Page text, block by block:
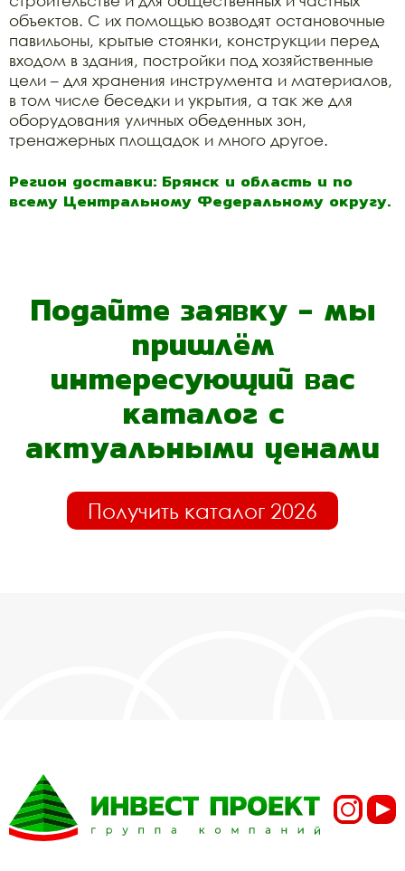
объектов. С их помощью возводят остановочные
павильоны, крытые стоянки, конструкции перед
входом в здания, постройки под хозяйственные
цели – для хранения инструмента и материалов,
в том числе беседки и укрытия, а так же для
оборудования уличных обеденных зон,
тренажерных площадок и много другое.
Регион доставки: Брянск и область и по
всему Центральному Федеральному округу.
Подайте заявку - мы
пришлём
интересующий вас
каталог с
актуальными ценами
Получить каталог 2026